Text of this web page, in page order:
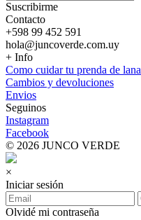
Suscribirme
Contacto
+598 99 452 591
hola@juncoverde.com.uy
+ Info
Como cuidar tu prenda de lana
Cambios y devoluciones
Envios
Seguinos
Instagram
Facebook
© 2026 JUNCO VERDE
×
Iniciar sesión
Olvidé mi contraseña